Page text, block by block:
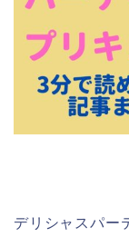
デリシャスパー